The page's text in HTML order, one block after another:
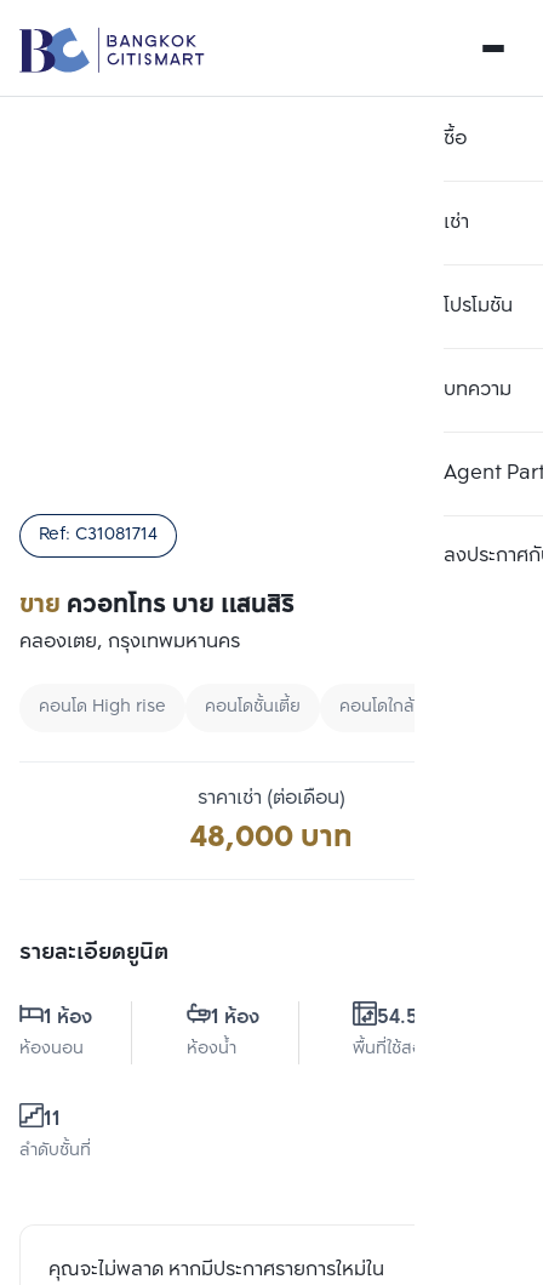
ซื้อ
เช่า
โปรโมชัน
บทความ
Agent
ลงประกาศกั
ขาย ควอทโทร บาย แสนสิริ
Ref: C31081714
คลองเตย, กรุงเทพมหานคร
คอนโด High rise คอนโดชั้นเตี้ย คอนโดใกล้มหาลัย
ราคาเช่า (ต่อเดือน)
48,000 บาท
รายละเอียดยูนิต
1 ห้อง
ห้องนอน
1 ห้อง
ห้องน้ำ
54.58 ตร.ม.
พื้นที่ใช้สอย
11
ลำดับชั้นที่
คุณจะไม่พลาด หากมีประกาศรายการใหม่ใน